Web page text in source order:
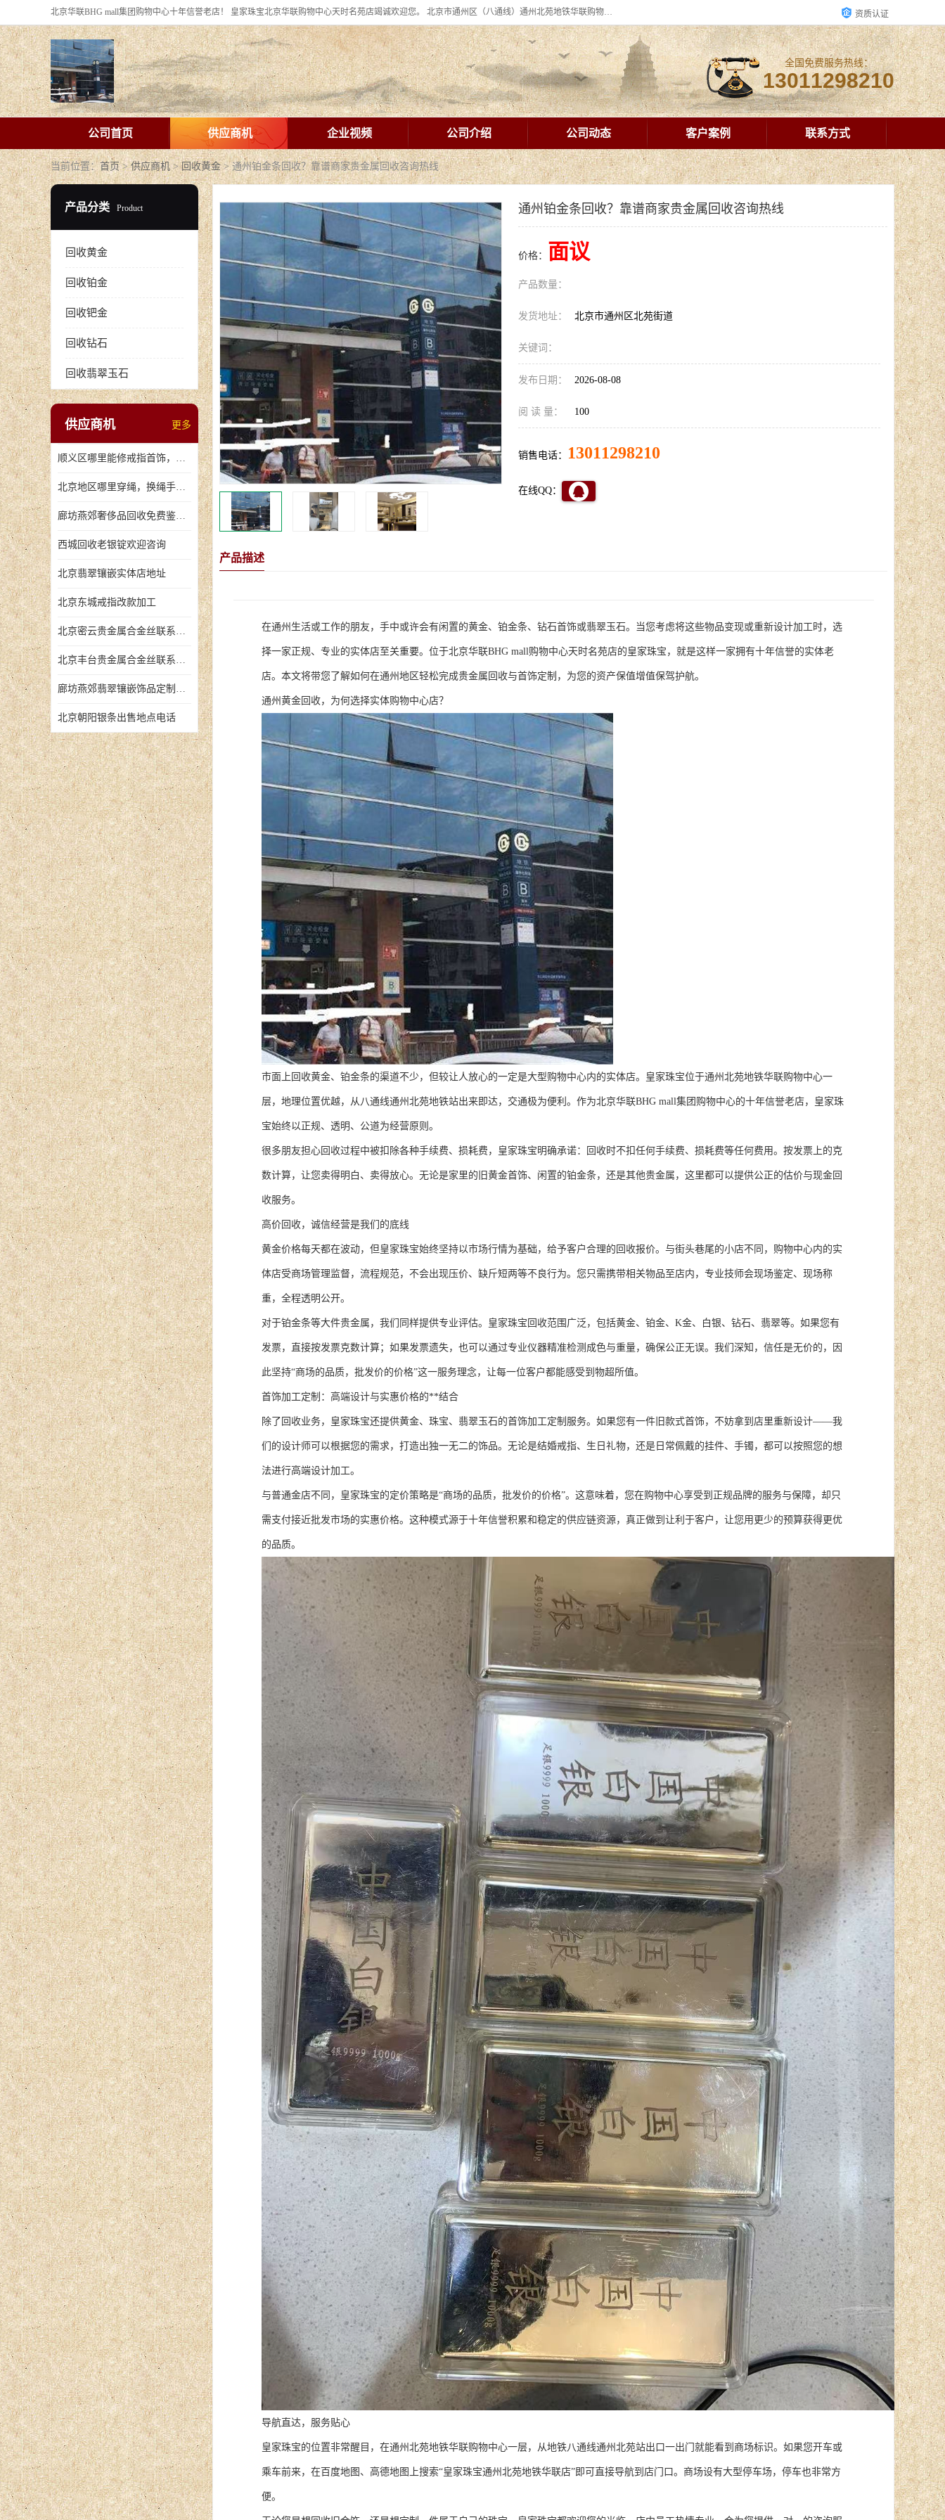
北京华联BHG mall集团购物中心十年信誉老店！ 皇家珠宝北京华联购物中心天时名苑店竭诚欢迎您。 北京市通州区（八通线）通州北苑地铁华联购物中心一层皇家珠宝 北京皇家珠宝通州黄金回收黄金首饰加工店（八通线: 通州北苑地铁华联店）：通州区通州北苑地铁华联购物中心一层皇家珠宝。 资质认证
全国免费服务热线：
13011298210
公司首页 供应商机 企业视频 公司介绍 公司动态 客户案例 联系方式
当前位置： 首页>供应商机 >回收黄金> 通州铂金条回收？靠谱商家贵金属回收咨询热线
产品分类 Product
回收黄金
回收铂金
回收钯金
回收钻石
回收翡翠玉石
供应商机 更多
顺义区哪里能修戒指首饰，爪断裂了
北京地区哪里穿绳，换绳手串的地方
廊坊燕郊奢侈品回收免费鉴定，无手续费回收价格
西城回收老银锭欢迎咨询
北京翡翠镶嵌实体店地址
北京东城戒指改款加工
北京密云贵金属合金丝联系地址
北京丰台贵金属合金丝联系地址
廊坊燕郊翡翠镶嵌饰品定制店铺
北京朝阳银条出售地点电话
通州铂金条回收？靠谱商家贵金属回收咨询热线
价格： 面议
产品数量：
发货地址： 北京市通州区北苑街道
关键词：
发布日期： 2026-08-08
阅 读 量： 100
销售电话： 13011298210
在线QQ：
产品描述
在通州生活或工作的朋友，手中或许会有闲置的黄金、铂金条、钻石首饰或翡翠玉石。当您考虑将这些物品变现或重新设计加工时，选
择一家正规、专业的实体店至关重要。位于北京华联BHG mall购物中心天时名苑店的皇家珠宝，就是这样一家拥有十年信誉的实体老
店。本文将带您了解如何在通州地区轻松完成贵金属回收与首饰定制，为您的资产保值增值保驾护航。
通州黄金回收，为何选择实体购物中心店？
市面上回收黄金、铂金条的渠道不少，但较让人放心的一定是大型购物中心内的实体店。皇家珠宝位于通州北苑地铁华联购物中心一
层，地理位置优越，从八通线通州北苑地铁站出来即达，交通极为便利。作为北京华联BHG mall集团购物中心的十年信誉老店，皇家珠
宝始终以正规、透明、公道为经营原则。
很多朋友担心回收过程中被扣除各种手续费、损耗费，皇家珠宝明确承诺：回收时不扣任何手续费、损耗费等任何费用。按发票上的克
数计算，让您卖得明白、卖得放心。无论是家里的旧黄金首饰、闲置的铂金条，还是其他贵金属，这里都可以提供公正的估价与现金回
收服务。
高价回收，诚信经营是我们的底线
黄金价格每天都在波动，但皇家珠宝始终坚持以市场行情为基础，给予客户合理的回收报价。与街头巷尾的小店不同，购物中心内的实
体店受商场管理监督，流程规范，不会出现压价、缺斤短两等不良行为。您只需携带相关物品至店内，专业技师会现场鉴定、现场称
重，全程透明公开。
对于铂金条等大件贵金属，我们同样提供专业评估。皇家珠宝回收范围广泛，包括黄金、铂金、K金、白银、钻石、翡翠等。如果您有
发票，直接按发票克数计算；如果发票遗失，也可以通过专业仪器精准检测成色与重量，确保公正无误。我们深知，信任是无价的，因
此坚持“商场的品质，批发价的价格”这一服务理念，让每一位客户都能感受到物超所值。
首饰加工定制：高端设计与实惠价格的**结合
除了回收业务，皇家珠宝还提供黄金、珠宝、翡翠玉石的首饰加工定制服务。如果您有一件旧款式首饰，不妨拿到店里重新设计——我
们的设计师可以根据您的需求，打造出独一无二的饰品。无论是结婚戒指、生日礼物，还是日常佩戴的挂件、手镯，都可以按照您的想
法进行高端设计加工。
与普通金店不同，皇家珠宝的定价策略是“商场的品质，批发价的价格”。这意味着，您在购物中心享受到正规品牌的服务与保障，却只
需支付接近批发市场的实惠价格。这种模式源于十年信誉积累和稳定的供应链资源，真正做到让利于客户，让您用更少的预算获得更优
的品质。
导航直达，服务贴心
皇家珠宝的位置非常醒目，在通州北苑地铁华联购物中心一层，从地铁八通线通州北苑站出口一出门就能看到商场标识。如果您开车或
乘车前来，在百度地图、高德地图上搜索“皇家珠宝通州北苑地铁华联店”即可直接导航到店门口。商场设有大型停车场，停车也非常方
便。